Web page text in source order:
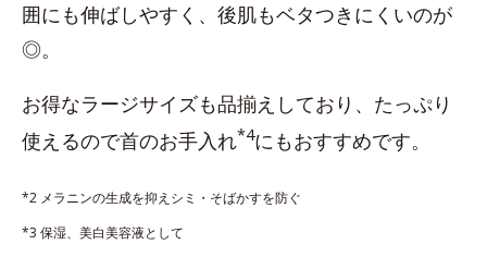
囲にも伸ばしやすく、後肌もベタつきにくいのが
◎。
お得なラージサイズも品揃えしており、たっぷり
使えるので首のお手入れ*4にもおすすめです。
*2 メラニンの生成を抑えシミ・そばかすを防ぐ
*3 保湿、美白美容液として